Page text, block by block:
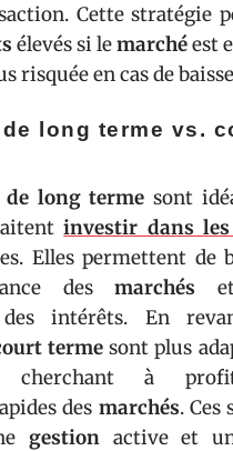
Cette stratégie
élevés si lemarchéest
risquée en cas de
long terme vs.
de long terme sont
investir dans les
Elles permettent de
desmarchés
intérêts. En
termesont plus
cherchant à
des marchés. Ces
gestionactive et